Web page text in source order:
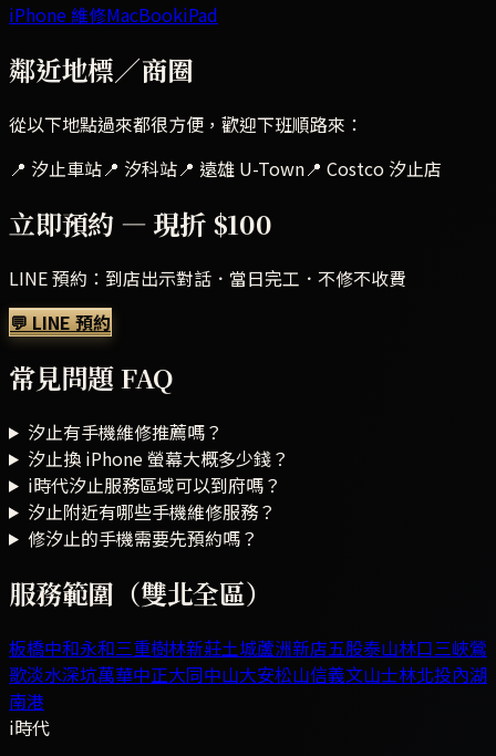
iPhone 維修MacBookiPad
鄰近地標／商圈
從以下地點過來都很方便，歡迎下班順路來：
📍 汐止車站📍 汐科站📍 遠雄 U-Town📍 Costco 汐止店
立即預約 — 現折 $100
LINE 預約：到店出示對話．當日完工．不修不收費
💬 LINE 預約
常見問題 FAQ
汐止有手機維修推薦嗎？
汐止換 iPhone 螢幕大概多少錢？
i時代汐止服務區域可以到府嗎？
汐止附近有哪些手機維修服務？
修汐止的手機需要先預約嗎？
服務範圍（雙北全區）
板橋中和永和三重樹林新莊土城蘆洲新店五股泰山林口三峽鶯
歌淡水深坑萬華中正大同中山大安松山信義文山士林北投內湖
南港
i時代